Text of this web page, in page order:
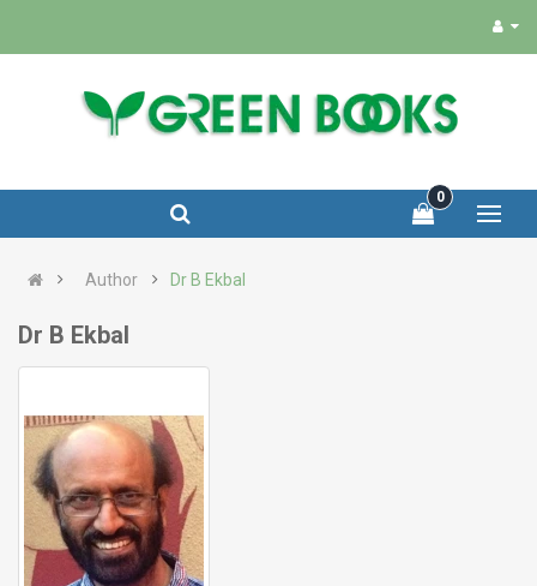
0
Author Dr B Ekbal
Dr B Ekbal